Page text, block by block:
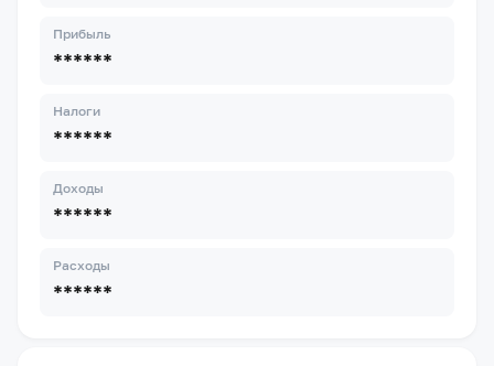
Прибыль
******
Налоги
******
Доходы
******
Расходы
******